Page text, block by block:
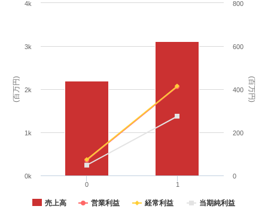
(百万円) (百万円)
売上高 営業利益 経常利益 当期純利益
0 1
0k
1k
2k
3k
4k
0
200
400
600
800